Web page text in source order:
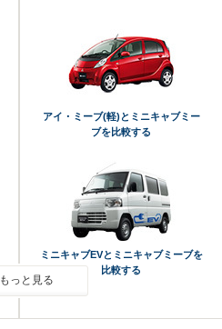
アイ・ミーブ(軽)とミニキャブミー
ブを比較する
ミニキャブEVとミニキャブミーブを
比較する
もっと見る